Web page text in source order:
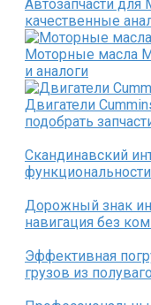
Автозапчасти для
качественные
Моторные масла
и аналоги
Двигатели
подобрать
Скандинавский
функциональности
Дорожный знак
навигация без
Эффективная
грузов из